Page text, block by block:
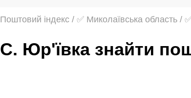
Поштовий індекс / ✅ Миколаївська область /
с. Юр'ївка знайти